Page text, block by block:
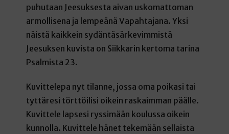
puhutaan Jeesuksesta aivan uskomattoman
armollisena ja lempeänä Vapahtajana. Yksi
näistä kaikkein sydäntäsärkevimmistä
Jeesuksen kuvista on Siikkarin kertoma tarina
Psalmista 23.
Kuvittelepa nyt tilanne, jossa oma poikasi tai
tyttäresi törttöilisi oikein raskaimman päälle.
Kuvittele lapsesi ryssimään koulussa oikein
kunnolla. Kuvittele hänet tekemään sellaista